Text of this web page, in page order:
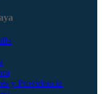
y Providencia